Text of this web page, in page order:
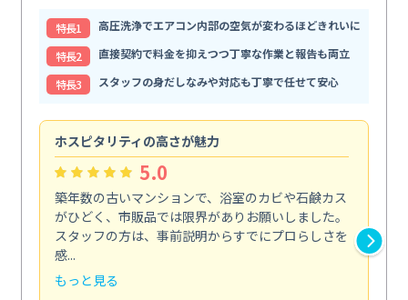
特⻑1
高圧洗浄でエアコン内部の空気が変わるほどきれいに
特⻑2
直接契約で料金を抑えつつ丁寧な作業と報告も両立
特⻑3
スタッフの身だしなみや対応も丁寧で任せて安心
ホスピタリティの高さが魅力
5.0
築年数の古いマンションで、浴室のカビや石鹸カス
がひどく、市販品では限界がありお願いしました。
スタッフの方は、事前説明からすでにプロらしさを
感...
もっと見る